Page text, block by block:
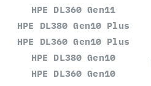
HPE DL360 Gen11
HPE DL380 Gen10 Plus
HPE DL360 Gen10 Plus
HPE DL380 Gen10
HPE DL360 Gen10